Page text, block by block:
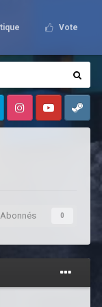
Vote
InstagramYoutubeSteam
Abonnés 0